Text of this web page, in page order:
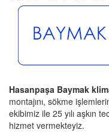
Hasanpaşa Baymak
montajını, sökme
ekibimiz ile 25 yılı aşkın
hizmet vermekteyiz.